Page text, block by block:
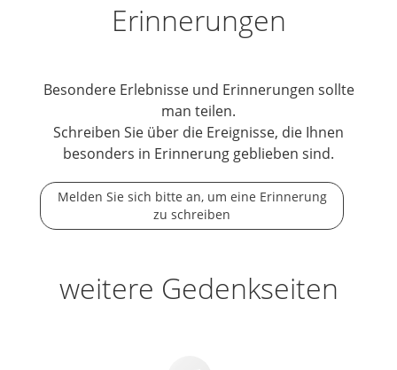
Erinnerungen
Besondere Erlebnisse und Erinnerungen sollte
man teilen.
Schreiben Sie über die Ereignisse, die Ihnen
besonders in Erinnerung geblieben sind.
Melden Sie sich bitte an, um eine Erinnerung
zu schreiben
weitere Gedenkseiten